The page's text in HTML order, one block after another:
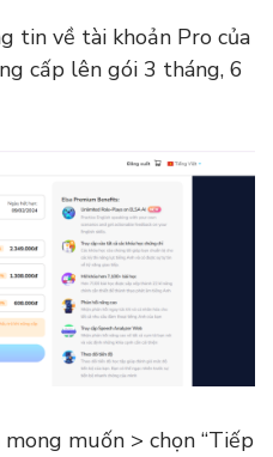
tin về tài khoản Pro của
cấp lên gói 3 tháng, 6
muốn > chọn “Tiếp